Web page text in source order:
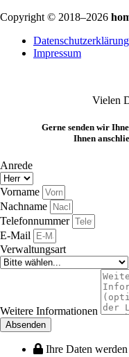
Copyright © 2018–2026
Datenschutzerklärung
Impressum
Vielen
Gerne senden wir
Ihnen
Anrede
Vorname
Nachname
Telefonnummer
E-Mail
Verwaltungsart
Weitere Informationen
Absenden
Ihre Daten